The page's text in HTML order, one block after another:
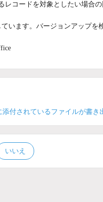
レコードを対象としたい場合の
います。バージョンアップを
付されているファイルが書き
いいえ